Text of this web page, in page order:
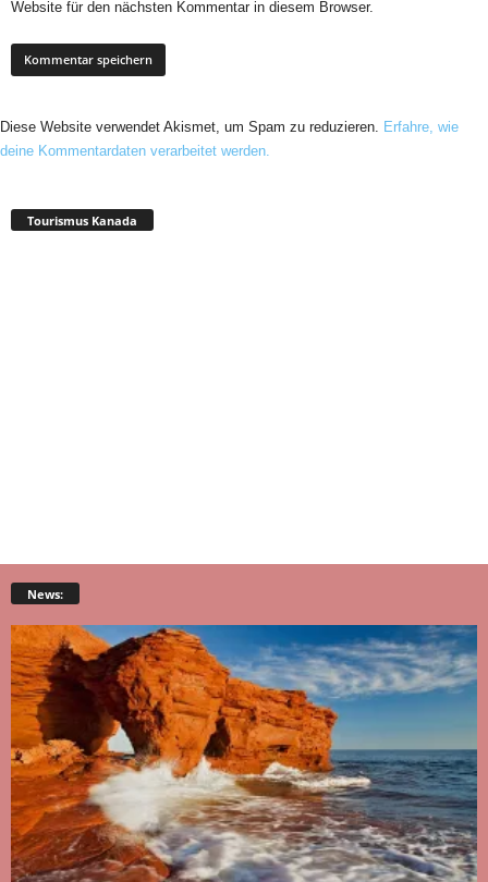
Website für den nächsten Kommentar in diesem Browser.
Diese Website verwendet Akismet, um Spam zu reduzieren. Erfahre, wie
deine Kommentardaten verarbeitet werden.
Tourismus Kanada
News: